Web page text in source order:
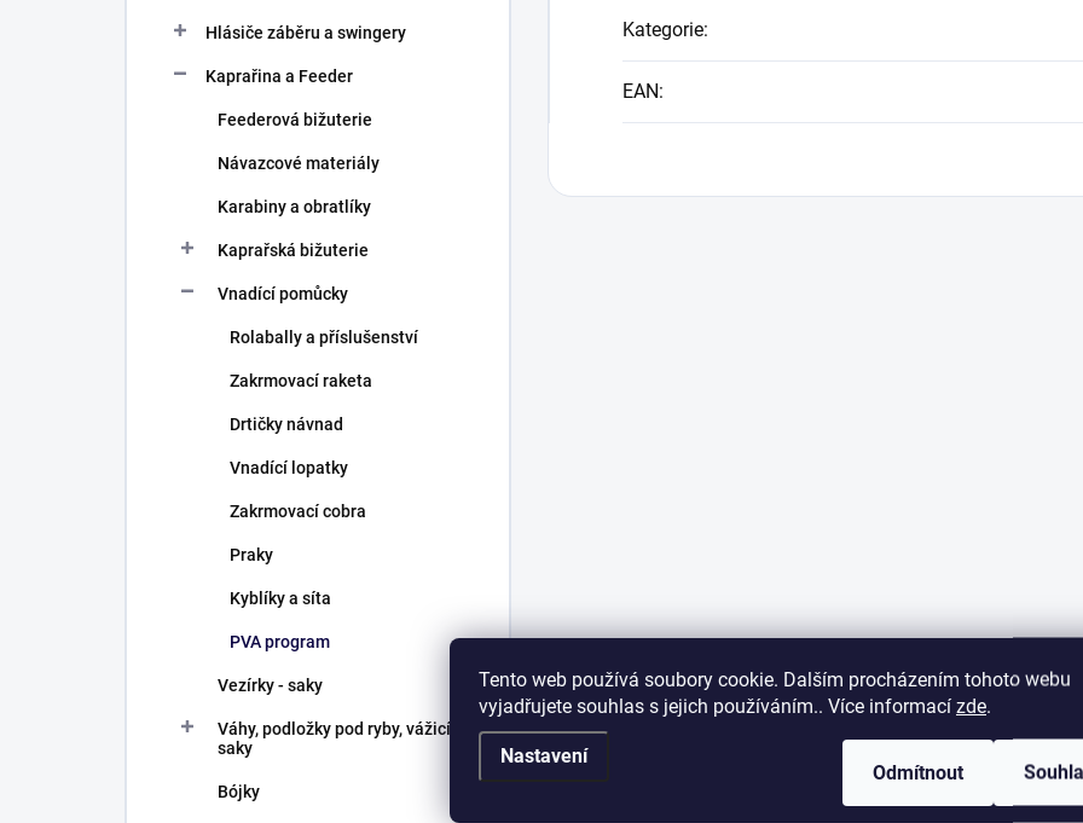
Tento web používá soubory cookie. Dalším procházením tohoto webu
vyjadřujete souhlas s jejich používáním.. Více informací zde.
Nastavení
Odmítnout
Hlásiče záběru a swingery
Kaprařina a Feeder
Feederová bižuterie
Návazcové materiály
Karabiny a obratlíky
Kaprařská bižuterie
Vnadící pomůcky
Rolabally a příslušenství
Zakrmovací raketa
Drtičky návnad
Vnadící lopatky
Zakrmovací cobra
Praky
Kyblíky a síta
PVA program
Vezírky - saky
Váhy, podložky pod ryby, vážicí
saky
Bójky
Kategorie:
EAN: